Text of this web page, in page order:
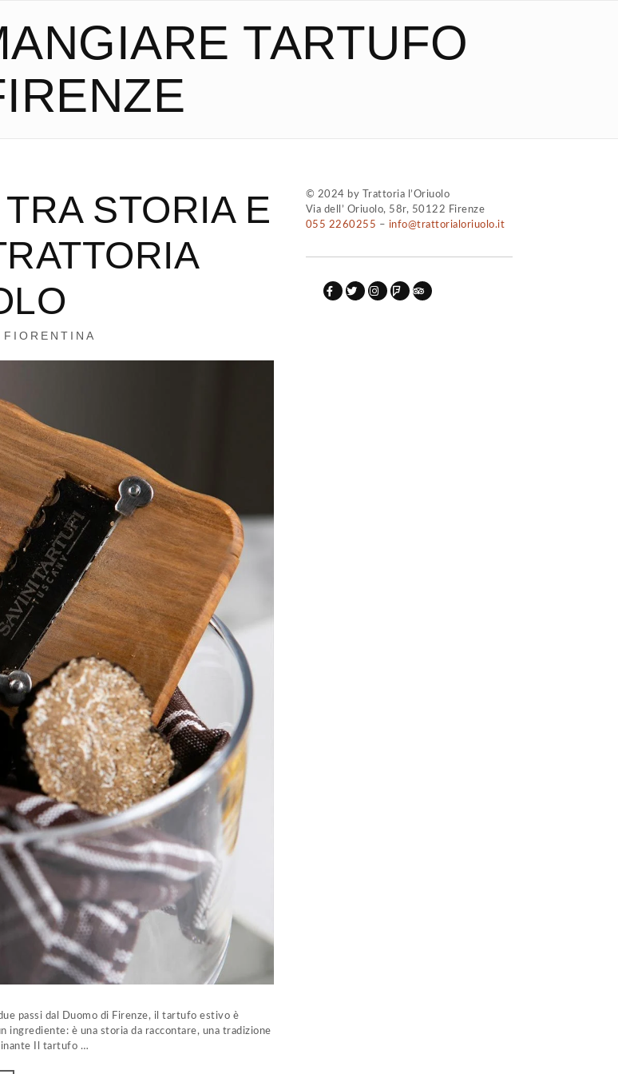
TARTUFO
STORIA E
FIORENTINA
passi dal Duomo di Firenze, il tartufo estivo è
ingrediente: è una storia da raccontare, una tradizione
Il tartufo …
© 2024 by Trattoria l’Oriuolo
Via dell’ Oriuolo, 58r, 50122 Firenze
055 2260255 – info@trattorialoriuolo.it